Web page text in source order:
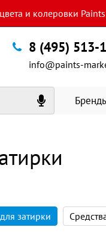
и колеровки
8 (495) 513-
info@paints-
затирки